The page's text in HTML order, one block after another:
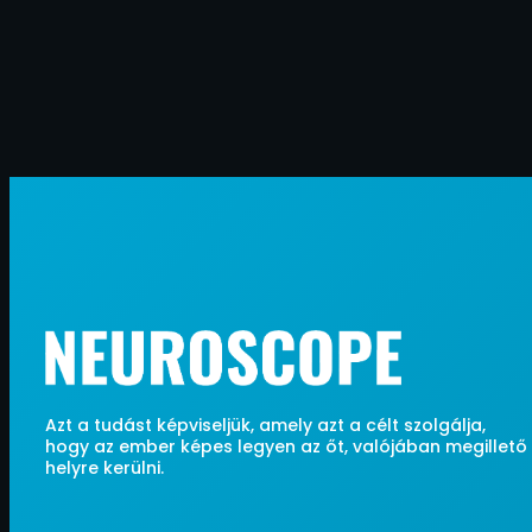
Azt a tudást képviseljük, amely azt a célt szolgálja,
hogy az ember képes legyen az őt, valójában megillető
helyre kerülni.